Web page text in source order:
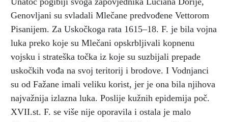
Genovljani su svladali Mlečane predvođene Vettorom
Pisanijem. Za Uskočkoga rata 1615–18. F. je bila vojna
luka preko koje su Mlečani opskrbljivali kopnenu
vojsku i strateška točka iz koje su suzbijali prepade
uskočkih vođa na svoj teritorij i brodove. I Vodnjanci
su od Fažane imali veliku korist, jer je ona bila njihova
najvažnija izlazna luka. Poslije kužnih epidemija poč.
XVII.st. F. se više nije oporavila i ostala je malo